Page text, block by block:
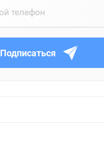
Подписаться